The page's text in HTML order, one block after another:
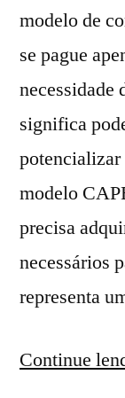
modelo de
se pague
necessidade
significa
modelo
precisa
necessários
representa
Continue